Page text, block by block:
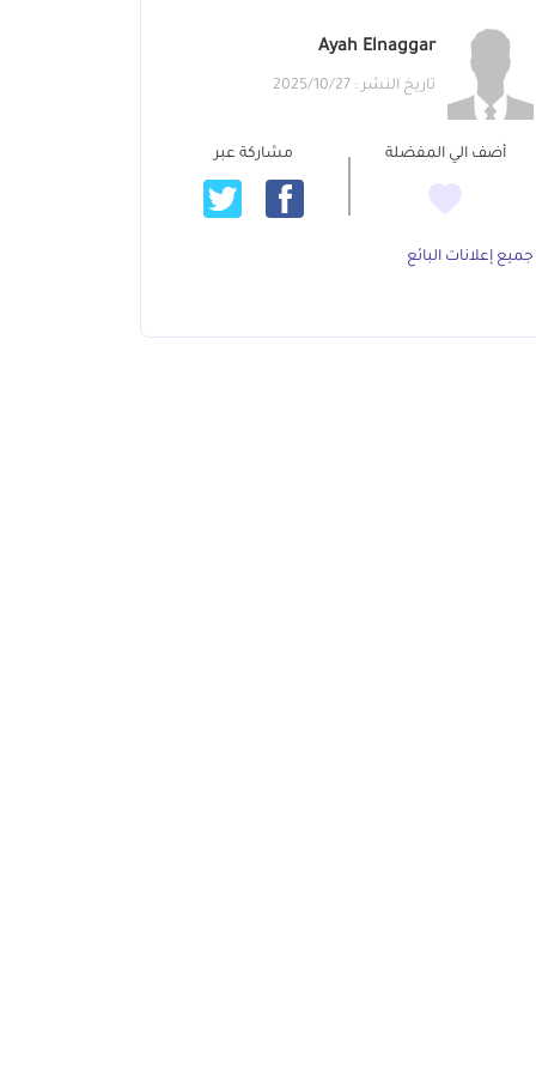
Ayah Elnaggar
تاريخ النشر : 2025/10/27
أضف الي المفضلة مشاركة عبر
جميع إعلانات البائع